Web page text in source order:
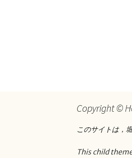
Copyright ©
このサイトは，
This child